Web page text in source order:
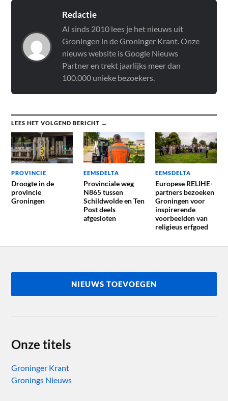
Redactie
Al sinds 2010 lees je het nieuws uit
Groningen in de Groninger Krant. Onze
nieuws website is Google Nieuws
Partner en trekt jaarlijks meer dan
100.000 unieke bezoekers.
LEES HET VOLGEND BERICHT →
PROVINCIE
Droogte in de
provincie
Groningen
EEMSDELTA
Provinciale weg
N865 tussen
Schildwolde en Ten
Post deels
afgesloten
EEMSDELTA
Europese RELIHE-
partners bezoeken
Groningen voor
inspirerende
voorbeelden van
religieus erfgoed
NIEUWS TOEVOEGEN
Onze titels
Groninger Krant
Gronings Nieuws